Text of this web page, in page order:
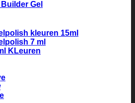
Gel
kleuren 15ml
7 ml
KLeuren